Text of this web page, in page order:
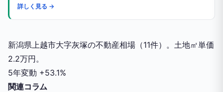
詳しく見る →
新潟県上越市大字灰塚の不動産相場（11件）。土地㎡単価
2.2万円。
5年変動 +53.1%
関連コラム